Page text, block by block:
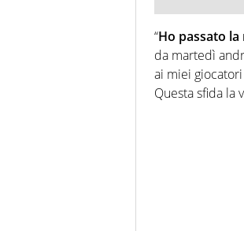
“Ho passato
da martedì
ai miei
Questa sfida la